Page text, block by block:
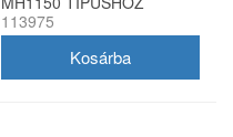
113975